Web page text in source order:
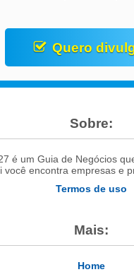
Quero
Sobre:
é um Guia de Negócios
você encontra empresas e
Termos de uso
Mais:
Home